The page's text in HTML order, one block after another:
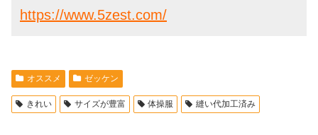
https://www.5zest.com/
オススメ ゼッケン
きれい サイズが豊富 体操服 縫い代加工済み